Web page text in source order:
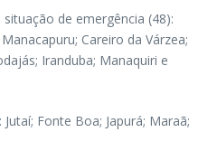
de emergência (48):
Careiro da Várzea;
Iranduba; Manaquiri e
Fonte Boa; Japurá; Maraã;